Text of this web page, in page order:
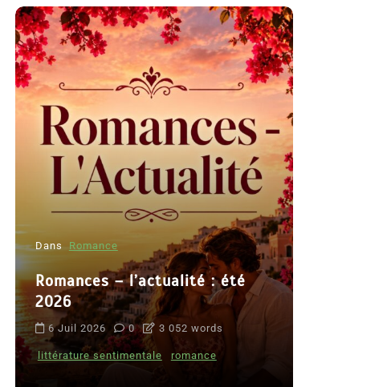
Dans Romance
Romances – l’actualité : été
2026
6 Juil 2026 0 3 052 words
littérature sentimentale romance